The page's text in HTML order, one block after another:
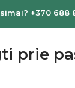
+370 688
prie